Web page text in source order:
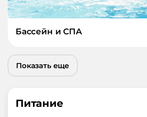
Бассейн и СПА
Показать еще
Питание